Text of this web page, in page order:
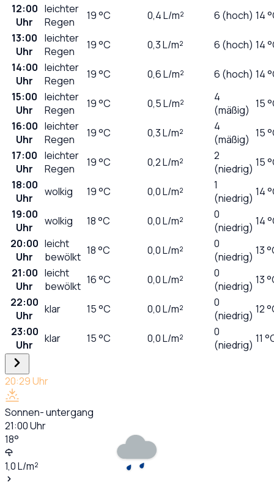
12:00
Uhr
leichter
Regen
19°C 0,4L/m² 6 (hoch) 14
13:00
Uhr
leichter
Regen
19°C 0,3L/m² 6 (hoch) 14
14:00
Uhr
leichter
Regen
19°C 0,6L/m² 6 (hoch) 14
15:00
Uhr
leichter
Regen
19°C 0,5L/m²
4
(mäßig) 15
16:00
Uhr
leichter
Regen
19°C 0,3L/m²
4
(mäßig) 15
17:00
Uhr
leichter
Regen
19°C 0,2L/m²
2
(niedrig) 15
18:00
Uhr
wolkig 19°C 0,0L/m²
1
(niedrig) 14
19:00
Uhr
wolkig 18°C 0,0L/m²
0
(niedrig) 14
20:00
Uhr
leicht
bewölkt 18°C 0,0L/m²
0
(niedrig) 13
21:00
Uhr
leicht
bewölkt 16°C 0,0L/m²
0
(niedrig) 13
22:00
Uhr
klar 15°C 0,0L/m²
0
(niedrig) 12
23:00
Uhr
klar 15°C 0,0L/m²
0
(niedrig) 11
20:29Uhr
Sonnen- untergang
21:00Uhr
18°
1,0L/m²